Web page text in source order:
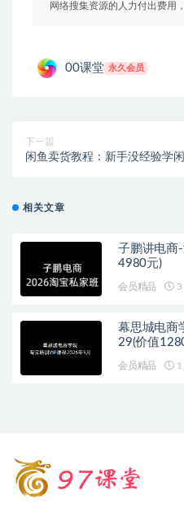
网络搜集资源的人力付出费用
00课堂 永久会员
下一篇
闲鱼卖货教程：新手没经验学
相关文章
子鹏讲电商
4980元)
会员精品 3
幕思城电商
29(价值
会员精品 1